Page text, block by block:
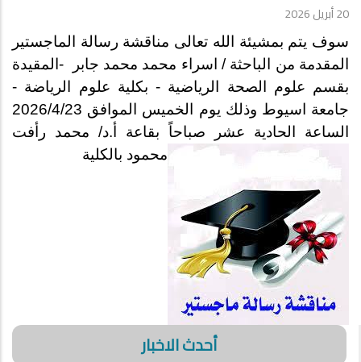
20 أبريل 2026
سوف يتم بمشيئة الله تعالى مناقشة رسالة الماجستير
المقدمة من الباحثة / اسراء محمد محمد جابر - المقيدة
بقسم علوم الصحة الرياضية - بكلية علوم الرياضة -
جامعة اسيوط وذلك يوم الخميس الموافق 2026/4/23
الساعة الحادية عشر صباحاً بقاعة أ.د/ محمد رأفت
محمود بالكلية
أحدث الاخبار